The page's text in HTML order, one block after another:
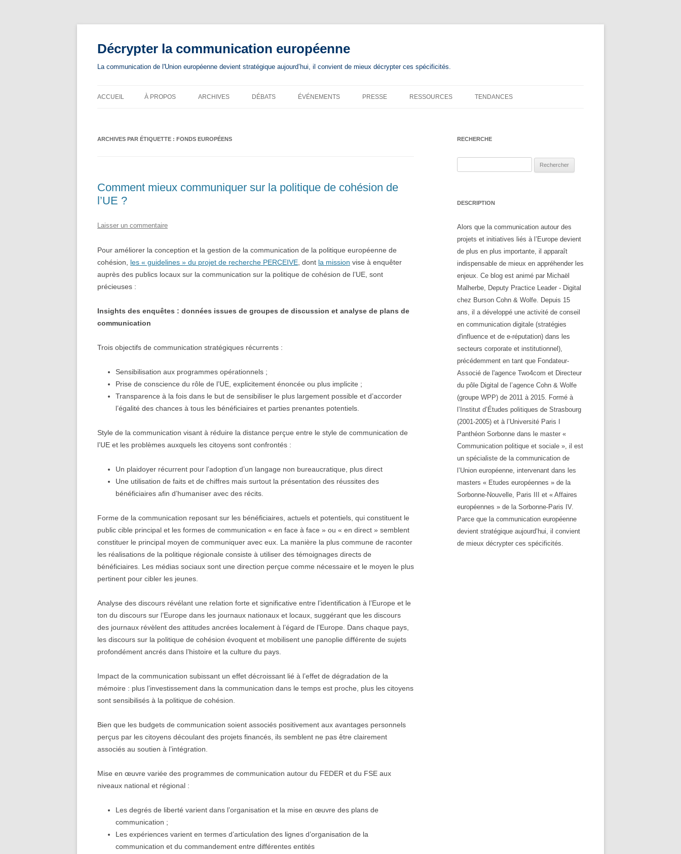
contenu
Décrypter la communication européenne
La communication de l'Union européenne devient stratégique aujourd’hui, il convient de mieux décrypter ces spécificités.
ACCUEIL À PROPOS ARCHIVES DÉBATS ÉVÉNEMENTS PRESSE RESSOURCES TENDANCES
ARCHIVES PAR ÉTIQUETTE : FONDS EUROPÉENS
Comment mieux communiquer sur la politique de cohésion de
l’UE ?
Laisser un commentaire
Pour améliorer la conception et la gestion de la communication de la politique européenne de
cohésion, les « guidelines » du projet de recherche PERCEIVE , dont la mission vise à enquêter
auprès des publics locaux sur la communication sur la politique de cohésion de l’UE, sont
précieuses :
Insights des enquêtes : données issues de groupes de discussion et analyse de plans de
communication
Trois objectifs de communication stratégiques récurrents :
Sensibilisation aux programmes opérationnels ;
Prise de conscience du rôle de l’UE, explicitement énoncée ou plus implicite ;
Transparence à la fois dans le but de sensibiliser le plus largement possible et d’accorder
l’égalité des chances à tous les bénéficiaires et parties prenantes potentiels.
Style de la communication visant à réduire la distance perçue entre le style de communication de
l’UE et les problèmes auxquels les citoyens sont confrontés :
Un plaidoyer récurrent pour l’adoption d’un langage non bureaucratique, plus direct
Une utilisation de faits et de chiffres mais surtout la présentation des réussites des
bénéficiaires afin d’humaniser avec des récits.
Forme de la communication reposant sur les bénéficiaires, actuels et potentiels, qui constituent le
public cible principal et les formes de communication « en face à face » ou « en direct » semblent
constituer le principal moyen de communiquer avec eux. La manière la plus commune de raconter
les réalisations de la politique régionale consiste à utiliser des témoignages directs de
bénéficiaires. Les médias sociaux sont une direction perçue comme nécessaire et le moyen le plus
pertinent pour cibler les jeunes.
Analyse des discours révélant une relation forte et significative entre l’identification à l’Europe et le
ton du discours sur l’Europe dans les journaux nationaux et locaux, suggérant que les discours
des journaux révèlent des attitudes ancrées localement à l’égard de l’Europe. Dans chaque pays,
les discours sur la politique de cohésion évoquent et mobilisent une panoplie différente de sujets
profondément ancrés dans l’histoire et la culture du pays.
Impact de la communication subissant un effet décroissant lié à l’effet de dégradation de la
mémoire : plus l’investissement dans la communication dans le temps est proche, plus les citoyens
sont sensibilisés à la politique de cohésion.
Bien que les budgets de communication soient associés positivement aux avantages personnels
perçus par les citoyens découlant des projets financés, ils semblent ne pas être clairement
associés au soutien à l’intégration.
Mise en œuvre variée des programmes de communication autour du FEDER et du FSE aux
niveaux national et régional :
Les degrés de liberté varient dans l’organisation et la mise en œuvre des plans de
communication ;
Les expériences varient en termes d’articulation des lignes d’organisation de la
communication et du commandement entre différentes entités
RECHERCHE
DESCRIPTION
Alors que la communication autour des
projets et initiatives liés à l’Europe devient
de plus en plus importante, il apparaît
indispensable de mieux en appréhender les
enjeux. Ce blog est animé par Michaël
Malherbe, Deputy Practice Leader - Digital
chez Burson Cohn & Wolfe. Depuis 15
ans, il a développé une activité de conseil
en communication digitale (stratégies
d'influence et de e-réputation) dans les
secteurs corporate et institutionnel),
précédemment en tant que Fondateur-
Associé de l'agence Two4com et Directeur
du pôle Digital de l’agence Cohn & Wolfe
(groupe WPP) de 2011 à 2015. Formé à
l’Institut d’Études politiques de Strasbourg
(2001-2005) et à l’Université Paris I
Panthéon Sorbonne dans le master «
Communication politique et sociale », il est
un spécialiste de la communication de
l’Union européenne, intervenant dans les
masters « Etudes européennes » de la
Sorbonne-Nouvelle, Paris III et « Affaires
européennes » de la Sorbonne-Paris IV.
Parce que la communication européenne
devient stratégique aujourd’hui, il convient
de mieux décrypter ces spécificités.